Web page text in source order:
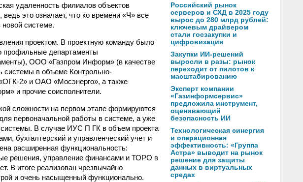
удаленность филиалов объектов
это означает, что ко времени «Ч» все
системе.
проектом. В проектную команду было
профильные департаменты
ООО «Газпром Информ» (в качестве
системы в объеме Контрольно-
2» и ОАО «Мосэнерго», а также
и прочие соисполнители.
сложности на первом этапе формируются
первоначальной работы в системе, а уже
системы. В случае ИУС П ГК в объем проекта
бухгалтерский и управленческий учет и
расширенная функциональность:
решения, управление финансами и ТОРО в
В итоге реализован чрезвычайно
и очень насыщенный функционально.
Российский рынок
серверов и СХД в 2025 году
вырос до 280 млрд рублей:
ключевым драйвером
стали госзакупки и
цифровизация
Закупки ИИ-решений
выросли в разы: рынок
переходит от пилотов к
масштабированию
Эксперт компании
«Газинформсервис»
предложила инструмент,
оценивающий
безопасность ИИ
Технологическая синергия
и операционная
эффективность: «Группа
Астра» выводит на рынок
решение для защиты
данных в виртуальных
средах